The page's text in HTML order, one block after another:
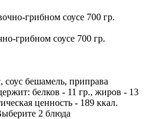
грибном соусе 700 гр.
бешамель, приправа
белков - 11 гр., жиров - 13
ценность - 189 ккал.
2 блюда